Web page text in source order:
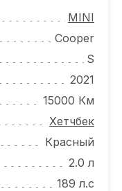
MINI
Cooper
S
2021
15000 Км
Хетчбек
Красный
2.0 л
189 л.с